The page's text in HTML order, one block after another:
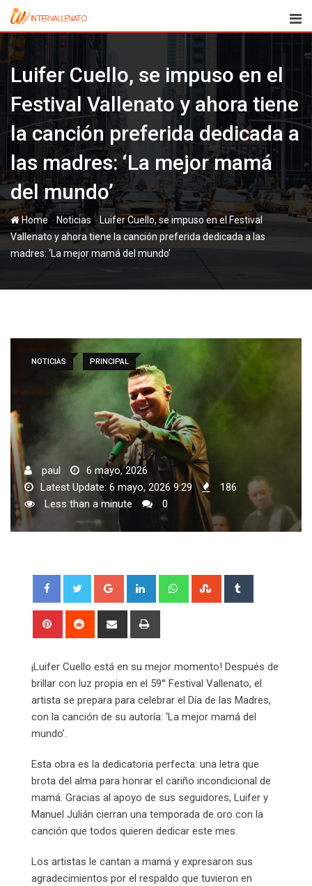
Skip
content
Luifer Cuello, se impuso en el
Festival Vallenato y ahora tiene
la canción preferida dedicada a
las madres: ‘La mejor mamá
del mundo’
Home- Noticias - Luifer Cuello, se impuso en el Festival
Vallenato y ahora tiene la canción preferida dedicada a las
madres: ‘La mejor mamá del mundo’
NOTICIAS PRINCIPAL
paul
6 mayo, 2026
Latest Update: 6 mayo, 2026 9:29
186
Less than a minute
0
Google+ LinkedIn WhatsappStumbleUpon
Pinterest Reddit
Share
¡Luifer Cuello está en su mejor momento! Después de
brillar con luz propia en el 59° Festival Vallenato, el
artista se prepara para celebrar el Día de las Madres,
con la canción de su autoría: ‘La mejor mamá del
mundo’.
Esta obra es la dedicatoria perfecta: una letra que
brota del alma para honrar el cariño incondicional de
mamá. Gracias al apoyo de sus seguidores, Luifer y
Manuel Julián cierran una temporada de oro con la
canción que todos quieren dedicar este mes.
Los artistas le cantan a mamá y expresaron sus
agradecimientos por el respaldo que tuvieron en